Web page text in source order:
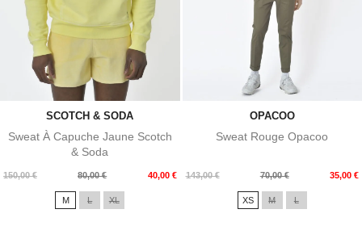
SCOTCH & SODA
Sweat À Capuche Jaune Scotch
& Soda
150,00 €
Prix
80,00 € 40,00 €
Prix
M L XL
OPACOO
Sweat Rouge Opacoo
143,00 €
Prix
70,00 € 35,00 €
Prix
XS M L